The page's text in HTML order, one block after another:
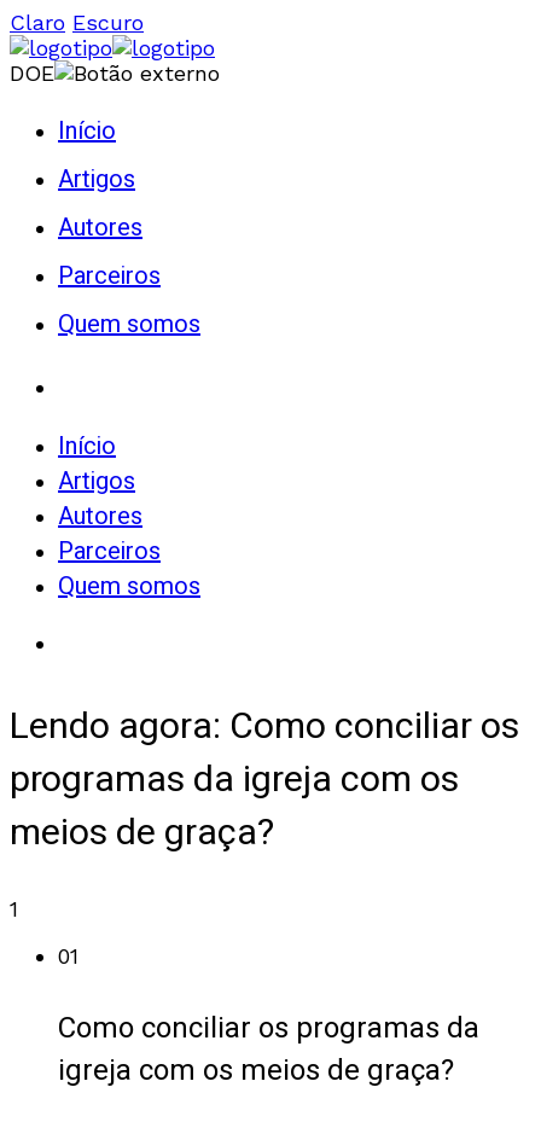
Claro Escuro
DOE
Início
Artigos
Autores
Parceiros
Quem somos
Início
Artigos
Autores
Parceiros
Quem somos
Lendo agora: Como conciliar os
programas da igreja com os
meios de graça?
1
01
Como conciliar os programas da
igreja com os meios de graça?